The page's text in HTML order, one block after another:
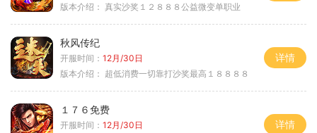
版本介绍： 真实沙奖１２８８８公益微变单职业
秋风传纪
开服时间： 12月/30日
版本介绍： 超低消费一切靠打沙奖最高１８８８８
详情
１７６免费
开服时间： 12月/30日
详情